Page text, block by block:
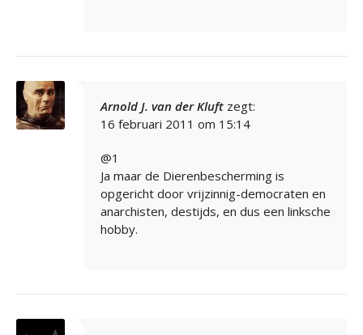
Arnold J. van der Kluft zegt:
16 februari 2011 om 15:14
@1
Ja maar de Dierenbescherming is
opgericht door vrijzinnig-democraten en
anarchisten, destijds, en dus een linksche
hobby.